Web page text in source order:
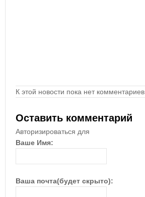
К этой новости пока нет комментариев.
Оставить комментарий
Авторизироваться для
Ваше Имя:
Ваша почта(будет скрыто):